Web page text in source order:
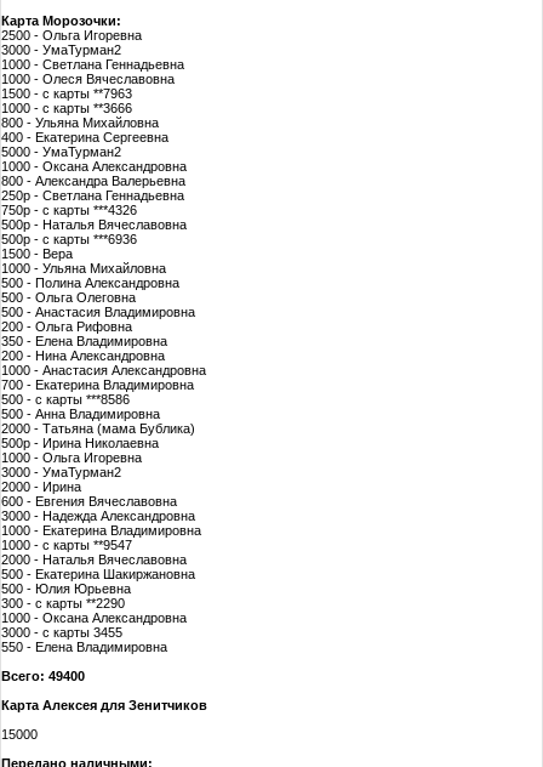
Карта Морозочки:
2500 - Ольга Игоревна
3000 - УмаТурман2
1000 - Светлана Геннадьевна
1000 - Олеся Вячеславовна
1500 - с карты **7963
1000 - с карты **3666
800 - Ульяна Михайловна
400 - Екатерина Сергеевна
5000 - УмаТурман2
1000 - Оксана Александровна
800 - Александра Валерьевна
250р - Светлана Геннадьевна
750р - с карты ***4326
500р - Наталья Вячеславовна
500р - с карты ***6936
1500 - Вера
1000 - Ульяна Михайловна
500 - Полина Александровна
500 - Ольга Олеговна
500 - Анастасия Владимировна
200 - Ольга Рифовна
350 - Елена Владимировна
200 - Нина Александровна
1000 - Анастасия Александровна
700 - Екатерина Владимировна
500 - с карты ***8586
500 - Анна Владимировна
2000 - Татьяна (мама Бублика)
500р - Ирина Николаевна
1000 - Ольга Игоревна
3000 - УмаТурман2
2000 - Ирина
600 - Евгения Вячеславовна
3000 - Надежда Александровна
1000 - Екатерина Владимировна
1000 - с карты **9547
2000 - Наталья Вячеславовна
500 - Екатерина Шакиржановна
500 - Юлия Юрьевна
300 - с карты **2290
1000 - Оксана Александровна
3000 - с карты 3455
550 - Елена Владимировна
Всего: 49400
Карта Алексея для Зенитчиков
15000
Передано наличными: